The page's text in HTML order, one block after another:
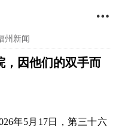

州新闻
，因他们的双手而
年5月17日，第三十六